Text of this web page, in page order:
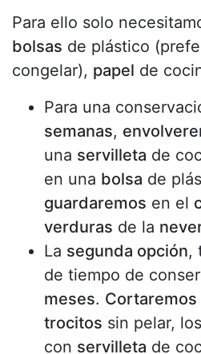
Para ello solo
bolsas de plástico
congelar), papel de
Para una
semanas,
una servilleta de
en una bolsa de
guardaremos en el
verduras de la
La segunda opción,
de tiempo de
meses. Cortaremos
trocitos sin pelar, los
con servilleta de